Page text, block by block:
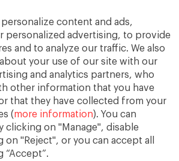
content and ads,
personalized advertising, to provide
and to analyze our traffic. We also
your use of our site with our
and analytics partners, who
other information that you have
that they have collected from your
(more information). You can
clicking on "Manage", disable
"Reject", or you can accept all
“Accept”.
valores virtudes
Familiar